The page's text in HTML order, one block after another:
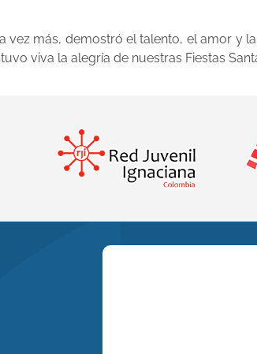
más, demostró el talento, el amor y
viva la alegría de nuestras Fiestas